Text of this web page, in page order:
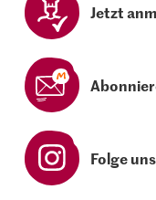
Jetzt
Folge